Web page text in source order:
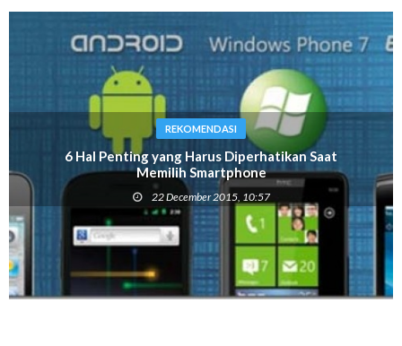
REKOMENDASI
6 Hal Penting yang Harus Diperhatikan Saat
Memilih Smartphone
22 December 2015, 10:57